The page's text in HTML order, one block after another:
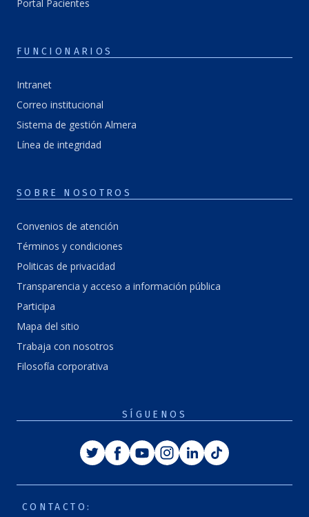
Portal Pacientes
FUNCIONARIOS
Intranet
Correo institucional
Sistema de gestión Almera
Línea de integridad
SOBRE NOSOTROS
Convenios de atención
Términos y condiciones
Politicas de privacidad
Transparencia y acceso a información pública
Participa
Mapa del sitio
Trabaja con nosotros
Filosofía corporativa
SÍGUENOS
TwitterFacebook
YoutubeInstagram
LinkedinTiktok
CONTACTO: